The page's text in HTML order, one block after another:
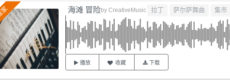
海滩 冒险by CreativeMusic 拉丁 萨尔萨舞曲 集市
播放 收藏 下载